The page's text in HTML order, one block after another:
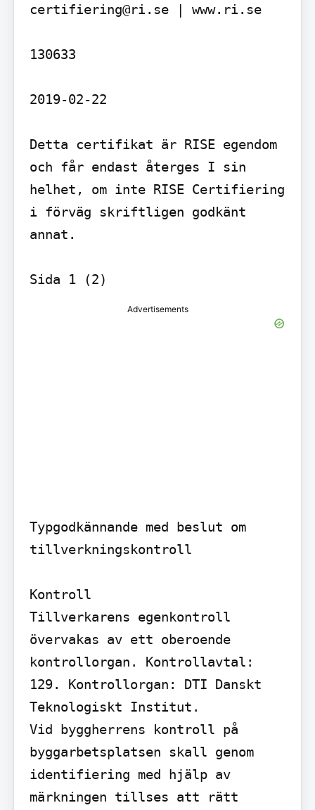
certifiering@ri.se | www.ri.se
130633
2019-02-22
Detta certifikat är RISE egendom
och får endast återges I sin
helhet, om inte RISE Certifiering
i förväg skriftligen godkänt
annat.
Sida 1 (2)
Advertisements
Typgodkännande med beslut om
tillverkningskontroll
Kontroll
Tillverkarens egenkontroll
övervakas av ett oberoende
kontrollorgan. Kontrollavtal:
129. Kontrollorgan: DTI Danskt
Teknologiskt Institut.
Vid byggherrens kontroll på
byggarbetsplatsen skall genom
identifiering med hjälp av
märkningen tillses att rätt